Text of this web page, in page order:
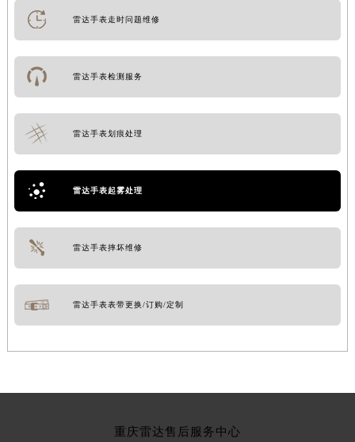
雷达手表走时问题维修
雷达手表检测服务
雷达手表划痕处理
雷达手表起雾处理
雷达手表摔坏维修
雷达手表表带更换/订购/定制
重庆雷达售后服务中心